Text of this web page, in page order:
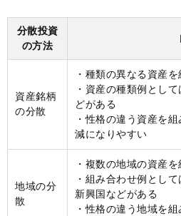
分散投資
の方法
資産銘柄
の分散
・種類の異なる資産
・資産の種類例とし
どがある
・性格の違う資産を
減になりやすい
地域の分
散
・複数の地域の資産
・組み合わせ例とし
新興国などがある
・性格の違う地域を